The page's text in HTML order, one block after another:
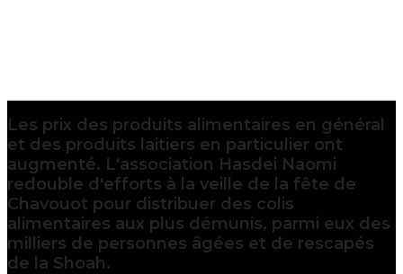
Les prix des produits alimentaires en général
et des produits laitiers en particulier ont
augmenté. L'association Hasdei Naomi
redouble d'efforts à la veille de la fête de
Chavouot pour distribuer des colis
alimentaires aux plus démunis, parmi eux des
milliers de personnes âgées et de rescapés
de la Shoah.